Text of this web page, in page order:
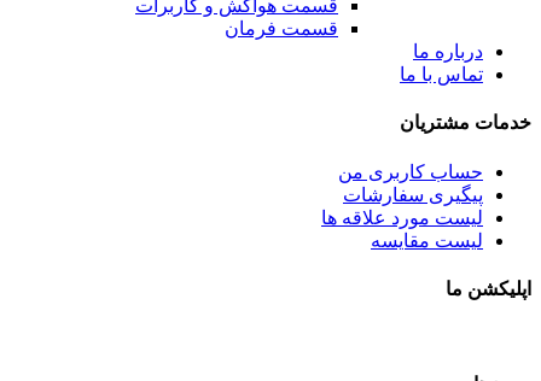
قسمت هواکش و کاربرات
قسمت فرمان
ما
با ما
کاربری من
سفارشات
مورد علاقه ها
مقایسه